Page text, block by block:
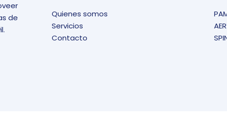
de
Quienes somos
Servicios
Contacto